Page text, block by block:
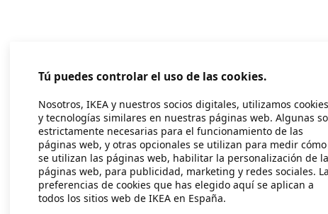
Tú puedes controlar el uso de las cookies.
Nosotros, IKEA y nuestros socios digitales, utilizamos cookies
y tecnologías similares en nuestras páginas web. Algunas
estrictamente necesarias para el funcionamiento de las
páginas web, y otras opcionales se utilizan para medir cómo
se utilizan las páginas web, habilitar la personalización de
páginas web, para publicidad, marketing y redes sociales.
preferencias de cookies que has elegido aquí se aplican a
todos los sitios web de IKEA en España.